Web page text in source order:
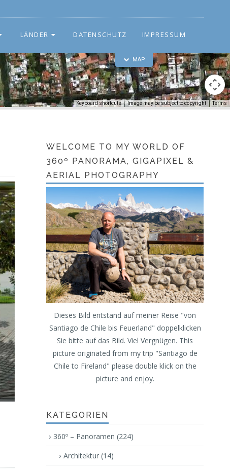
LÄNDER DATENSCHUTZ IMPRESSUM
MAP
Keyboard shortcuts Image may be subject to copyright Terms
WELCOME TO MY WORLD OF
360º PANORAMA, GIGAPIXEL &
AERIAL PHOTOGRAPHY
Dieses Bild entstand auf meiner Reise "von
Santiago de Chile bis Feuerland" doppelklicken
Sie bitte auf das Bild. Viel Vergnügen. This
picture originated from my trip "Santiago de
Chile to Fireland" please double klick on the
picture and enjoy.
KATEGORIEN
360º – Panoramen (224)
Architektur (14)